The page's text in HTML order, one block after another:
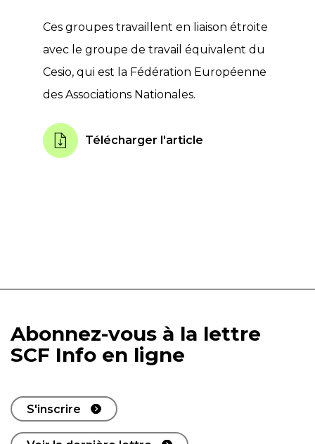
Ces groupes travaillent en liaison étroite
avec le groupe de travail équivalent du
Cesio, qui est la Fédération Européenne
des Associations Nationales.
Télécharger l'article
Abonnez-vous à la lettre
SCF Info en ligne
S'inscrire